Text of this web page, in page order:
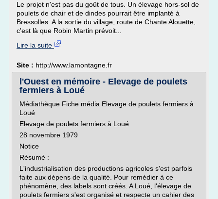
Le projet n'est pas du goût de tous. Un élevage hors-sol de
poulets de chair et de dindes pourrait être implanté à
Bressolles. A la sortie du village, route de Chante Alouette,
c'est là que Robin Martin prévoit...
Lire la suite
Site : http://www.lamontagne.fr
l'Ouest en mémoire - Elevage de poulets
fermiers à Loué
Médiathèque Fiche média Elevage de poulets fermiers à
Loué
Elevage de poulets fermiers à Loué
28 novembre 1979
Notice
Résumé :
L'industrialisation des productions agricoles s'est parfois
faite aux dépens de la qualité. Pour remédier à ce
phénomène, des labels sont créés. A Loué, l'élevage de
poulets fermiers s'est organisé et respecte un cahier des